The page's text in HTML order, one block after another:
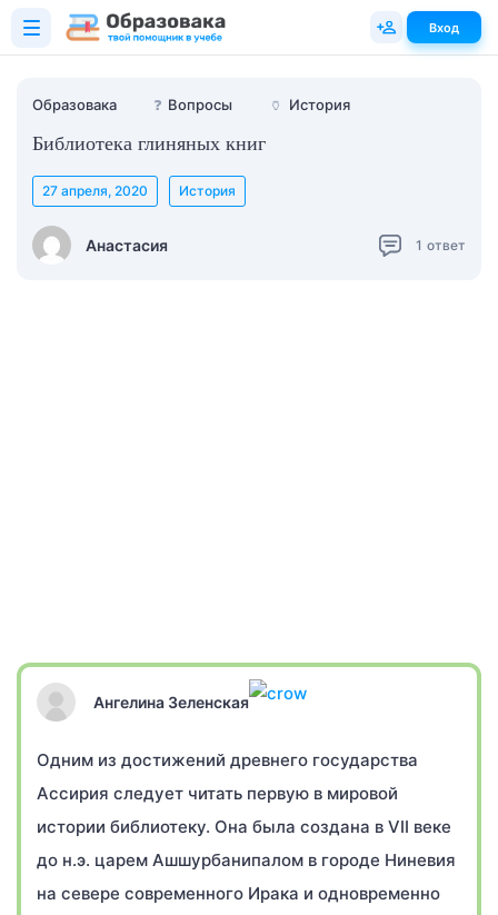
Образовака ❓ Вопросы 🏺 История
Библиотека глиняных книг
Анастасия
27 апреля, 2020 История
1 ответ
Ангелина Зеленская
Одним из достижений древнего государства
Ассирия следует читать первую в мировой
истории библиотеку. Она была создана в VII веке
до н.э. царем Ашшурбанипалом в городе Ниневия
на севере современного Ирака и одновременно
Вход